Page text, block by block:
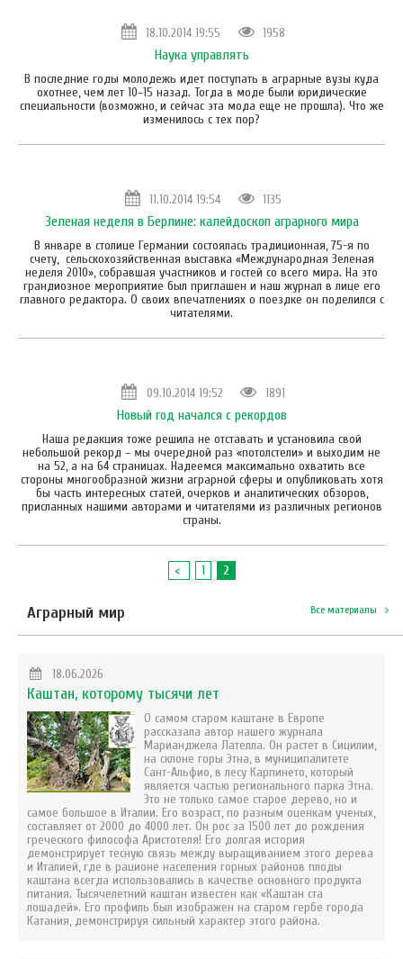
18.10.2014 19:55 1958
Наука управлять
В последние годы молодежь идет поступать в аграрные вузы куда
охотнее, чем лет 10–15 назад. Тогда в моде были юридические
специальности (возможно, и сейчас эта мода еще не прошла). Что же
изменилось с тех пор?
11.10.2014 19:54 1135
Зеленая неделя в Берлине: калейдоскоп аграрного мира
В январе в столице Германии состоялась традиционная, 75-я по
счету, сельскохозяйственная выставка «Международная Зеленая
неделя 2010», собравшая участников и гостей со всего мира. На это
грандиозное мероприятие был приглашен и наш журнал в лице его
главного редактора. О своих впечатлениях о поездке он поделился с
читателями.
09.10.2014 19:52 1891
Новый год начался с рекордов
Наша редакция тоже решила не отставать и установила свой
небольшой рекорд – мы очередной раз «потолстели» и выходим не
на 52, а на 64 страницах. Надеемся максимально охватить все
стороны многообразной жизни аграрной сферы и опубликовать хотя
бы часть интересных статей, очерков и аналитических обзоров,
присланных нашими авторами и читателями из различных регионов
страны.
< 1 2
Аграрный мир Все материалы
18.06.2026
Каштан, которому тысячи лет
О самом старом каштане в Европе
рассказала автор нашего журнала
Марианджела Лателла. Он растет в Сицилии,
на склоне горы Этна, в муниципалитете
Сант-Альфио, в лесу Карпинето, который
является частью регионального парка Этна.
Это не только самое старое дерево, но и
самое большое в Италии. Его возраст, по разным оценкам ученых,
составляет от 2000 до 4000 лет. Он рос за 1500 лет до рождения
греческого философа Аристотеля! Его долгая история
демонстрирует тесную связь между выращиванием этого дерева
и Италией, где в рационе населения горных районов плоды
каштана всегда использовались в качестве основного продукта
питания. Тысячелетний каштан известен как «Каштан ста
лошадей». Его профиль был изображен на старом гербе города
Катания, демонстрируя сильный характер этого района.